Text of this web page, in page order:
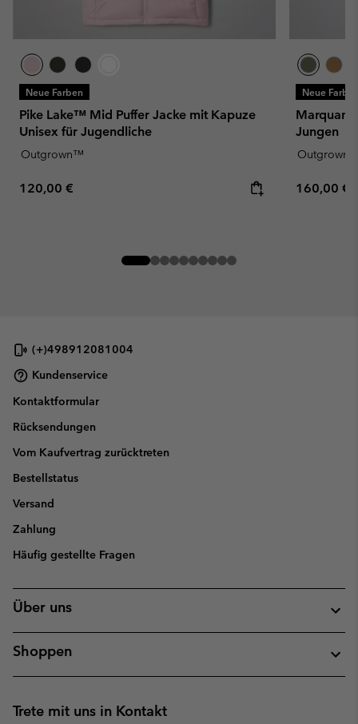
Neue Farben
Pike Lake™ Mid Puffer Jacke mit Kapuze
Unisex für Jugendliche
Outgrown™
Regular price:
120,00 €
Neue
Marquam
Jungen
Regular
160,00 €
(+)498912081004
Kundenservice
Kontaktformular
Rücksendungen
Vom Kaufvertrag zurücktreten
Bestellstatus
Versand
Zahlung
Häufig gestellte Fragen
Über uns
Shoppen
Trete mit uns in Kontakt